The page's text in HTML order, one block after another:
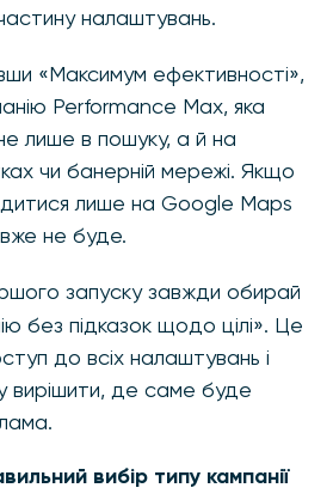
налаштувань.
«Максимум ефективності»,
Performance Max, яка
лише в пошуку, а й на
чи банерній мережі. Якщо
лише на Google Maps
не буде.
запуску завжди обирай
без підказок щодо цілі». Це
до всіх налаштувань і
вирішити, де саме буде
вибір типу кампанії